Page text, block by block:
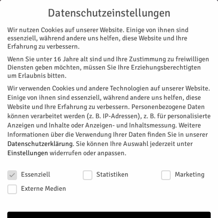
Start
« Alle Veranstaltungen
Diese Veranstaltung hat bereits stattgefunden.
Studieninformationstag und
Science Circus
Facebook
Datenschutzeinstellungen
Wir nutzen Cookies auf unserer Website. Einige von ihnen sind
essenziell, während andere uns helfen, diese Website und Ihre
Erfahrung zu verbessern.
Wenn Sie unter 16 Jahre alt sind und Ihre Zustimmung zu freiwilligen
Diensten geben möchten, müssen Sie Ihre Erziehungsberechtigten
um Erlaubnis bitten.
Wir verwenden Cookies und andere Technologien auf unserer Website.
Einige von ihnen sind essenziell, während andere uns helfen, diese
Website und Ihre Erfahrung zu verbessern. Personenbezogene Daten
können verarbeitet werden (z. B. IP-Adressen), z. B. für personalisierte
Anzeigen und Inhalte oder Anzeigen- und Inhaltsmessung. Weitere
Informationen über die Verwendung Ihrer Daten finden Sie in unserer
Datenschutzerklärung. Sie können Ihre Auswahl jederzeit unter
Einstellungen widerrufen oder anpassen.
Essenziell
Statistiken
Marketing
Externe Medien